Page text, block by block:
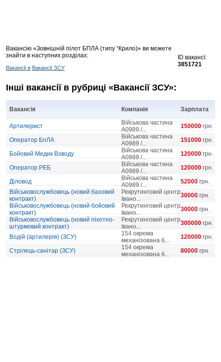
Вакансію «Зовнішній пілот БПЛА (типу “Крило)» ви можете
знайти в наступних розділах:
Вакансії в Вакансії ЗСУ
ID вакансї:
3851721
Інші вакансії в рубриці «Вакансії ЗСУ»:
Вакансія Компанія Зарплата
Артилерист
Військова частина
А0989 /...
150000 грн.
Оператор БпЛА
Військова частина
А0989 /...
151000 грн.
Бойовий Медик Взводу
Військова частина
А0989 /...
120000 грн.
Оператор РЕБ
Військова частина
А0989 /...
120000 грн.
Діловод
Військова частина
А0989 /...
52000 грн.
Військовослужбовець (новий базовий
контракт)
Рекрутинговий центр
Івано...
30000 грн.
Військовослужбовець (новий бойовий
контракт)
Рекрутинговий центр
Івано...
30000 грн.
Військовослужбовець (новий піхотно-
штурмовий контракт)
Рекрутинговий центр
Івано...
300000 грн.
Водій (артилерія) (ЗСУ)
154 окрема
механізована б...
120000 грн.
Стрілець-санітар (ЗСУ)
154 окрема
механізована б...
80000 грн.